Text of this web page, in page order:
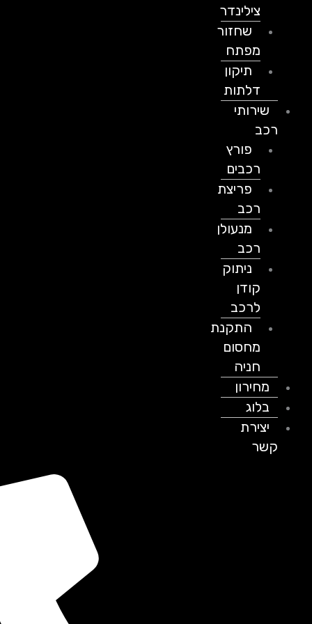
צילינדר
שחזור
מפתח
תיקון
דלתות
שירותי
פורץ
רכבים
פריצת
מנעולן
ניתוק
לרכב
התקנת
מחסום
חניה
מחירון
בלוג
יצירת
קשר